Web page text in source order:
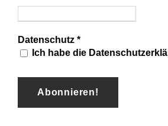
Datenschutz *
Ich habe die